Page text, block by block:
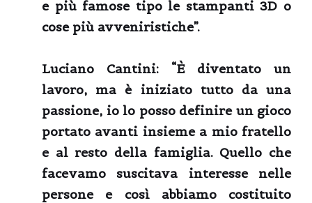
e più famose tipo le stampanti 3D o
cose più avveniristiche”.
Luciano Cantini: “È diventato un
lavoro, ma è iniziato tutto da una
passione, io lo posso definire un gioco
portato avanti insieme a mio fratello
e al resto della famiglia. Quello che
facevamo suscitava interesse nelle
persone e così abbiamo costituito